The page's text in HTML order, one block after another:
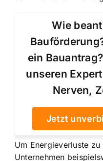
Wie
ein
unseren
Nerven,
Jetzt
Um Energieverluste
Unternehmen